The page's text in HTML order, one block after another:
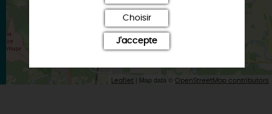
Leaflet | Map data © OpenStreetMap contributors
Choisir
J'accepte